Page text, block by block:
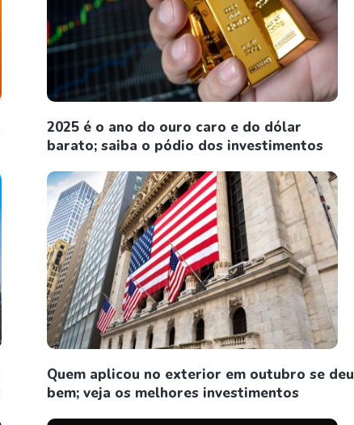
2025 é o ano do ouro caro e do dólar
barato; saiba o pódio dos investimentos
Quem aplicou no exterior em outubro se deu
bem; veja os melhores investimentos